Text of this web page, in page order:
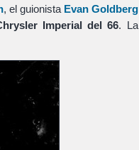
, el guionista Evan Goldberg
Imperial del 66. La